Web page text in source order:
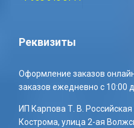
Реквизиты
Оформление заказов
заказов ежедневно с 10:00
ИП Карпова Т. В.
Кострома, улица 2-ая